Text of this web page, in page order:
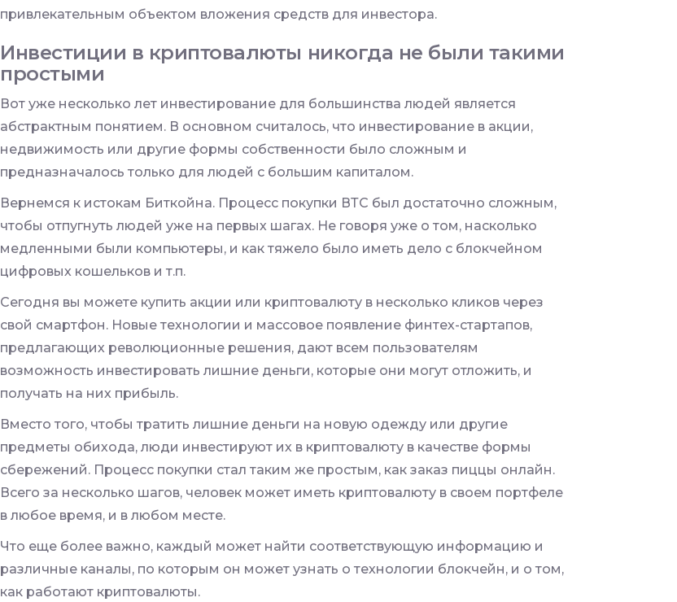
привлекательным объектом вложения средств для инвестора.
Инвестиции в криптовалюты никогда не были такими
простыми
Вот уже несколько лет инвестирование для большинства людей является
абстрактным понятием. В основном считалось, что инвестирование в акции,
недвижимость или другие формы собственности было сложным и
предназначалось только для людей с большим капиталом.
Вернемся к истокам Биткойна. Процесс покупки ВТС был достаточно сложным,
чтобы отпугнуть людей уже на первых шагах. Не говоря уже о том, насколько
медленными были компьютеры, и как тяжело было иметь дело с блокчейном
цифровых кошельков и т.п.
Сегодня вы можете купить акции или криптовалюту в несколько кликов через
свой смартфон. Новые технологии и массовое появление финтех-стартапов,
предлагающих революционные решения, дают всем пользователям
возможность инвестировать лишние деньги, которые они могут отложить, и
получать на них прибыль.
Вместо того, чтобы тратить лишние деньги на новую одежду или другие
предметы обихода, люди инвестируют их в криптовалюту в качестве формы
сбережений. Процесс покупки стал таким же простым, как заказ пиццы онлайн.
Всего за несколько шагов, человек может иметь криптовалюту в своем портфеле
в любое время, и в любом месте.
Что еще более важно, каждый может найти соответствующую информацию и
различные каналы, по которым он может узнать о технологии блокчейн, и о том,
как работают криптовалюты.